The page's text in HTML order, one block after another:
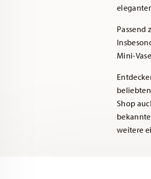
Passend
Mini-
Shop
weitere